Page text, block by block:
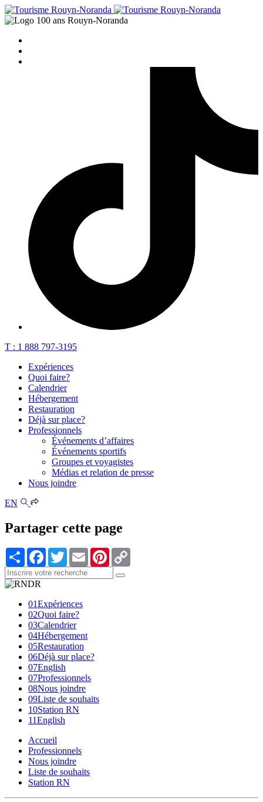
T : 1 888 797-3195
Expériences
Quoi faire?
Calendrier
Hébergement
Restauration
Déjà sur place?
Professionnels
Événements d’affaires
Événements sportifs
Groupes et voyagistes
Médias et relation de presse
Nous joindre
EN
Partager cette page
PartagerFacebookTwitterEmail Pinterest
01Expériences
02Quoi faire?
03Calendrier
04Hébergement
05Restauration
06Déjà sur place?
07English
07Professionnels
08Nous joindre
09Liste de souhaits
10Station RN
11English
Accueil
Professionnels
Nous joindre
Liste de souhaits
Station RN